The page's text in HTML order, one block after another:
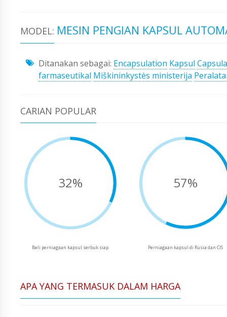
MODEL: MESIN PENGIAN KAPSUL
Ditanakan sebagai: Encapsulation Kapsul
farmaseutikal Miškininkystės ministerija
CARIAN POPULAR
32%
Beli perniagaan kapsul serbuk siap
57%
Perniagaan kapsul di Rusia dan CIS
APA YANG TERMASUK DALAM HARGA